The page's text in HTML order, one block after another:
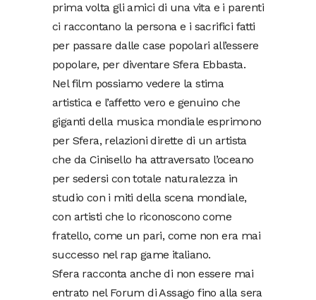
prima volta gli amici di una vita e i parenti
ci raccontano la persona e i sacrifici fatti
per passare dalle case popolari all’essere
popolare, per diventare Sfera Ebbasta.
Nel film possiamo vedere la stima
artistica e l’affetto vero e genuino che
giganti della musica mondiale esprimono
per Sfera, relazioni dirette di un artista
che da Cinisello ha attraversato l’oceano
per sedersi con totale naturalezza in
studio con i miti della scena mondiale,
con artisti che lo riconoscono come
fratello, come un pari, come non era mai
successo nel rap game italiano.
Sfera racconta anche di non essere mai
entrato nel Forum di Assago fino alla sera